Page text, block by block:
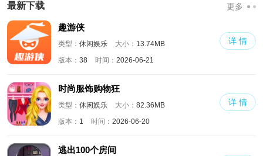
最新下载 更多
趣游侠
类型： 休闲娱乐 大小： 13.74MB
版本： 38 时间： 2026-06-21
详 情
时尚服饰购物狂
类型： 休闲娱乐 大小： 82.36MB
版本： 1 时间： 2026-06-20
详 情
逃出100个房间